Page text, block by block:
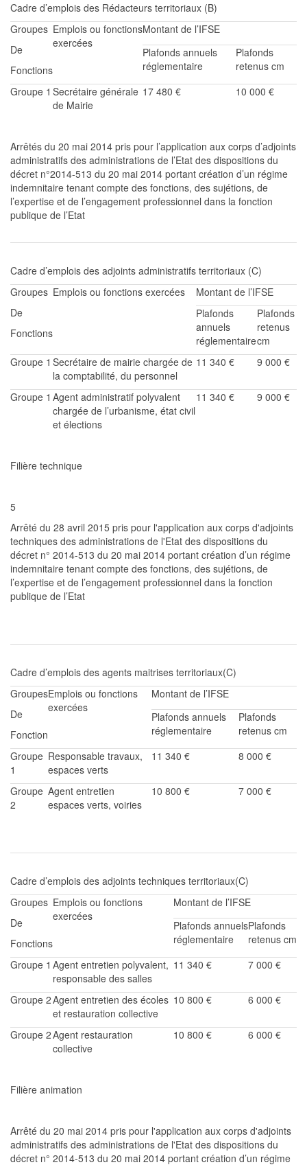
Cadre d’emplois des Rédacteurs territoriaux (B)
Groupes
De
Fonctions
Emplois ou fonctions
exercées
Montant de l’IFSE
Plafonds annuels
réglementaire
Plafonds
retenus cm
Groupe 1 Secrétaire générale
de Mairie
17 480 € 10 000 €
Arrêtés du 20 mai 2014 pris pour l’application aux corps d’adjoints
administratifs des administrations de l’Etat des dispositions du
décret n°2014-513 du 20 mai 2014 portant création d’un régime
indemnitaire tenant compte des fonctions, des sujétions, de
l’expertise et de l’engagement professionnel dans la fonction
publique de l’Etat
Cadre d’emplois des adjoints administratifs territoriaux (C)
Groupes
De
Fonctions
Emplois ou fonctions exercées
Montant de l’IFSE
Plafonds
annuels
réglementaire
Plafonds
retenus
cm
Groupe 1 Secrétaire de mairie chargée de
la comptabilité, du personnel
11 340 € 9 000 €
Groupe 1 Agent administratif polyvalent
chargée de l’urbanisme, état civil
et élections
11 340 € 9 000 €
Filière technique
5
Arrêté du 28 avril 2015 pris pour l'application aux corps d'adjoints
techniques des administrations de l'Etat des dispositions du
décret n° 2014-513 du 20 mai 2014 portant création d’un régime
indemnitaire tenant compte des fonctions, des sujétions, de
l’expertise et de l’engagement professionnel dans la fonction
publique de l’Etat
Cadre d’emplois des agents maitrises territoriaux(C)
Groupes
De
Fonction
Emplois ou fonctions
exercées
Montant de l’IFSE
Plafonds annuels
réglementaire
Plafonds
retenus cm
Groupe
1
Responsable travaux,
espaces verts
11 340 € 8 000 €
Groupe
2
Agent entretien
espaces verts, voiries
10 800 € 7 000 €
Cadre d’emplois des adjoints techniques territoriaux(C)
Groupes
De
Fonctions
Emplois ou fonctions
exercées
Montant de l’IFSE
Plafonds annuels
réglementaire
Plafonds
retenus cm
Groupe 1 Agent entretien polyvalent,
responsable des salles
11 340 € 7 000 €
Groupe 2Agent entretien des écoles
et restauration collective
10 800 € 6 000 €
Groupe 2Agent restauration
collective
10 800 € 6 000 €
Filière animation
Arrêté du 20 mai 2014 pris pour l'application aux corps d'adjoints
administratifs des administrations de l'Etat des dispositions du
décret n° 2014-513 du 20 mai 2014 portant création d’un régime